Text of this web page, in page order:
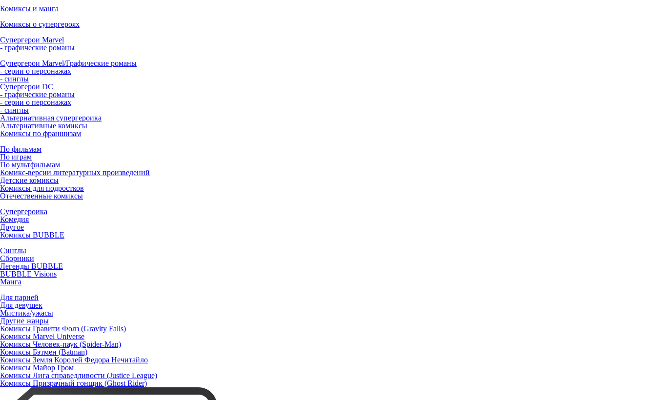
Комиксы и манга
Комиксы о супергероях
Супергерои Marvel
- графические романы
Супергерои Marvel/Графические романы
- серии о персонажах
- синглы
Супергерои DC
- графические романы
- серии о персонажах
- синглы
Альтернативная супергероика
Альтернативные комиксы
Комиксы по франшизам
По фильмам
По играм
По мультфильмам
Комикс-версии литературных произведений
Детские комиксы
Комиксы для подростков
Отечественные комиксы
Супергероика
Комедия
Другое
Комиксы BUBBLE
Синглы
Сборники
Легенды BUBBLE
BUBBLE Visions
Манга
Для парней
Для девушек
Мистика/ужасы
Другие жанры
Комиксы Гравити Фолз (Gravity Falls)
Комиксы Marvel Universe
Комиксы Человек-паук (Spider-Man)
Комиксы Бэтмен (Batman)
Комиксы Земля Королей Федора Нечитайло
Комиксы Майор Гром
Комиксы Лига справедливости (Justice League)
Комиксы Призрачный гонщик (Ghost Rider)